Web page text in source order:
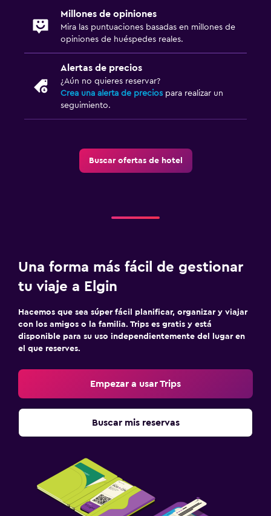
Millones de opiniones
Mira las puntuaciones basadas en millones de
opiniones de huéspedes reales.
Alertas de precios
¿Aún no quieres reservar?
Crea una alerta de precios para realizar un
seguimiento.
Buscar ofertas de hotel
Una forma más fácil de gestionar
tu viaje a Elgin
Hacemos que sea súper fácil planificar, organizar y viajar
con los amigos o la familia. Trips es gratis y está
disponible para su uso independientemente del lugar en
el que reserves.
Empezar a usar Trips
Buscar mis reservas